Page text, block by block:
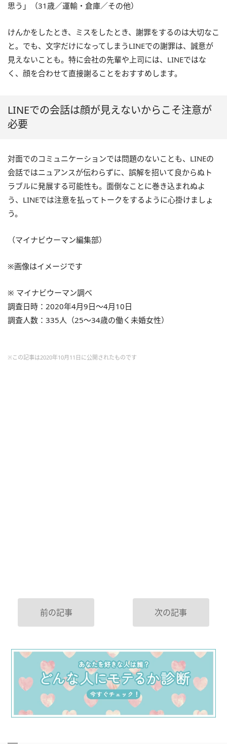
思う」（31歳／運輸・倉庫／その他）
けんかをしたとき、ミスをしたとき、謝罪をするのは大切なこ
と。でも、文字だけになってしまうLINEでの謝罪は、誠意が
見えないことも。特に会社の先輩や上司には、LINEではな
く、顔を合わせて直接謝ることをおすすめします。
LINEでの会話は顔が見えないからこそ注意が
必要
対面でのコミュニケーションでは問題のないことも、LINEの
会話ではニュアンスが伝わらずに、誤解を招いて良からぬト
ラブルに発展する可能性も。面倒なことに巻き込まれぬよ
う、LINEでは注意を払ってトークをするように心掛けましょ
う。
（マイナビウーマン編集部）
※画像はイメージです
※ マイナビウーマン調べ
調査日時：2020年4月9日～4月10日
調査人数：335人（25～34歳の働く未婚女性）
※この記事は2020年10月11日に公開されたものです
前の記事 次の記事